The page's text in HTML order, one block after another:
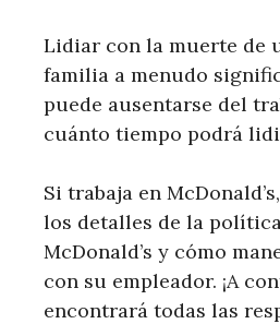
Lidiar con la muerte de
familia a menudo
puede ausentarse del
cuánto tiempo podrá
Si trabaja en
los detalles de la
McDonald’s y cómo
con su empleador. ¡A
encontrará todas las